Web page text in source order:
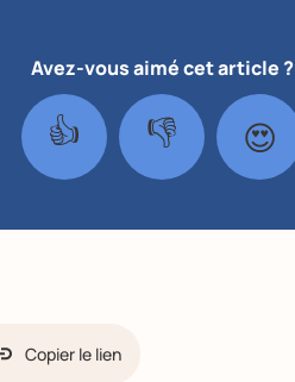
Avez-vous aimé cet article ?
👍 👎 😍
Copier le lien